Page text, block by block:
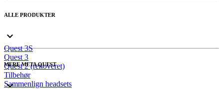
ALLE PRODUKTER
Quest 3S
Quest 3
Quest 2 (renoveret)
Tilbehør
Sammenlign headsets
MERE META QUEST